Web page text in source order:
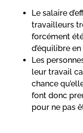
Le salaire
travailleurs
forcément
d’équilibre
Les
leur travail
chance
font donc
pour ne pas